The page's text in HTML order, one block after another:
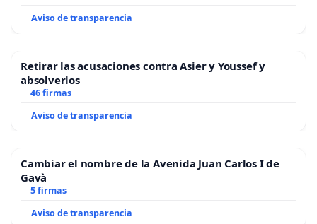
Aviso de transparencia
Retirar las acusaciones contra Asier y Youssef y
absolverlos
46 firmas
Aviso de transparencia
Cambiar el nombre de la Avenida Juan Carlos I de
Gavà
5 firmas
Aviso de transparencia